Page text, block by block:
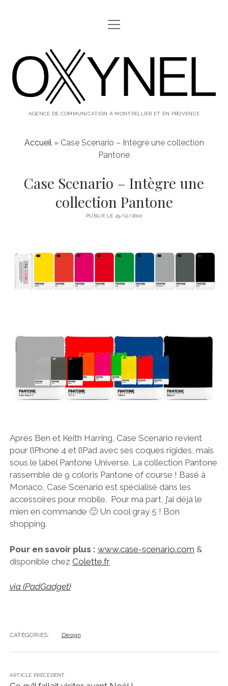
ABOUT
twitterinstagram
linkedin
ouvrir
menu
oxynel,
le
blog
AGENCE DE COMMUNICATION À MONTPELLIER ET EN PROVENCE
Accueil» Case Scenario – Intègre une collection
Pantone
Case Scenario – Intègre une
collection Pantone
PUBLIÉ LE 29/12/2010
Après Ben et Keith Harring, Case Scenario revient
pour l’iPhone 4 et l’iPad avec ses coques rigides, mais
sous le label Pantone Universe. La collection Pantone
rassemble de 9 coloris Pantone of course ! Basé à
Monaco, Case Scenario est spécialisé dans les
accessoires pour mobile. Pour ma part, j’ai déjà le
mien en commande 🙂 Un cool gray 5 ! Bon
shopping.
Pour en savoir plus : www.case-scenario.com &
disponible chez Colette.fr
via (PadGadget)
CATÉGORIES: Design
ARTICLE PRÉCÉDENT